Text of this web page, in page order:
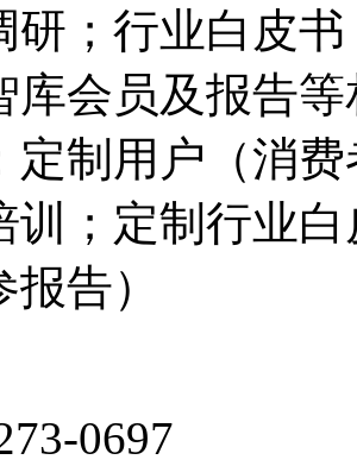
研；行业白皮
库会员及报告
定制用户（消
训；定制行业
报告）
0697